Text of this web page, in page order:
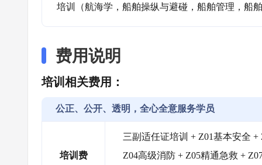
培训（航海学，船舶操纵与避碰，船舶管理，船
费用说明
培训相关费用：
公正、公开、透明，全心全意服务学员
培训费
三副适任证培训 + Z01基本安全
Z04高级消防 + Z05精通急救 +